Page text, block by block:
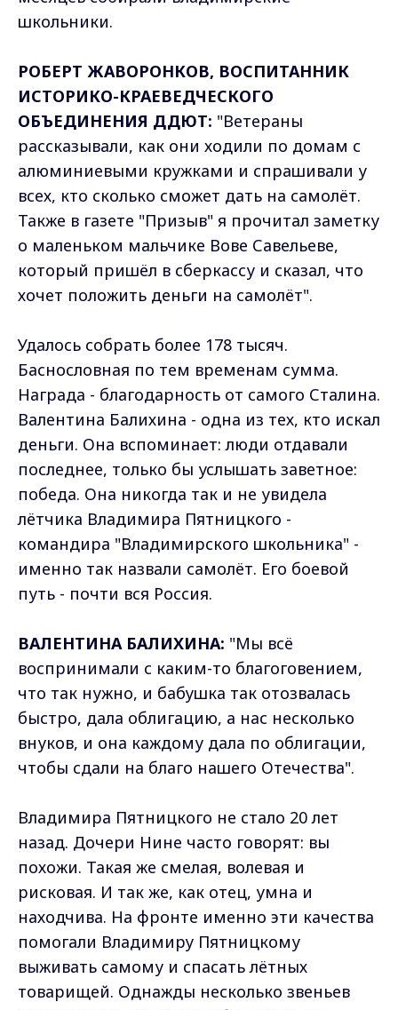
школьники.
РОБЕРТ ЖАВОРОНКОВ, ВОСПИТАННИК
ИСТОРИКО-КРАЕВЕДЧЕСКОГО
ОБЪЕДИНЕНИЯ ДДЮТ: "Ветераны
рассказывали, как они ходили по домам с
алюминиевыми кружками и спрашивали у
всех, кто сколько сможет дать на самолёт.
Также в газете "Призыв" я прочитал заметку
о маленьком мальчике Вове Савельеве,
который пришёл в сберкассу и сказал, что
хочет положить деньги на самолёт".
Удалось собрать более 178 тысяч.
Баснословная по тем временам сумма.
Награда - благодарность от самого Сталина.
Валентина Балихина - одна из тех, кто искал
деньги. Она вспоминает: люди отдавали
последнее, только бы услышать заветное:
победа. Она никогда так и не увидела
лётчика Владимира Пятницкого -
командира "Владимирского школьника" -
именно так назвали самолёт. Его боевой
путь - почти вся Россия.
ВАЛЕНТИНА БАЛИХИНА: "Мы всё
воспринимали с каким-то благоговением,
что так нужно, и бабушка так отозвалась
быстро, дала облигацию, а нас несколько
внуков, и она каждому дала по облигации,
чтобы сдали на благо нашего Отечества".
Владимира Пятницкого не стало 20 лет
назад. Дочери Нине часто говорят: вы
похожи. Такая же смелая, волевая и
рисковая. И так же, как отец, умна и
находчива. На фронте именно эти качества
помогали Владимиру Пятницкому
выживать самому и спасать лётных
товарищей. Однажды несколько звеньев